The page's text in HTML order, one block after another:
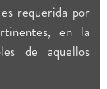
requerida por
en la
de aquellos